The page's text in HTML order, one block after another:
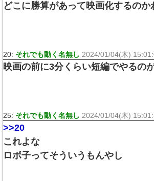
どこに勝算があって映画化するのか
20: それでも動く名無し 2024/01/04(木)
映画の前に3分くらい短編でやるの
25: それでも動く名無し 2024/01/04(木)
>>20
これよな
ロボ子ってそういうもんやし